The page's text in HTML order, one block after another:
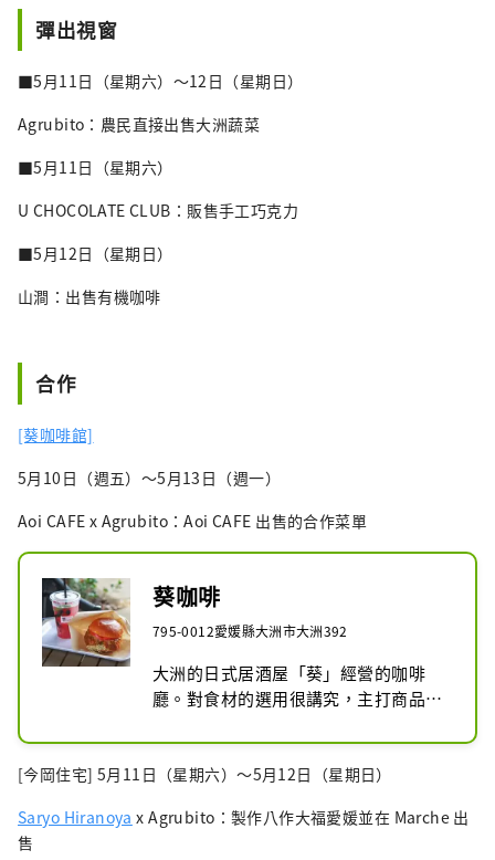
彈出視窗
■5月11日（星期六）～12日（星期日）
Agrubito：農民直接出售大洲蔬菜
■5月11日（星期六）
U CHOCOLATE CLUB：販售手工巧克力
■5月12日（星期日）
山澗：出售有機咖啡
合作
[葵咖啡館]
5月10日（週五）～5月13日（週一）
Aoi CAFE x Agrubito：Aoi CAFE 出售的合作菜單
葵咖啡
795-0012愛媛縣大洲市大洲392
大洲的日式居酒屋「葵」經營的咖啡
廳。對食材的選用很講究，主打商品為
客人可以在限定時間內（12:00～
15:00）特別使用NIPPONIA HOTEL住
外庭園及草坪座位區，享用葵咖啡精緻
[今岡住宅] 5月11日（星期六）～5月12日（星期日）
Saryo Hiranoya x Agrubito：製作八作大福愛媛並在 Marche 出
售